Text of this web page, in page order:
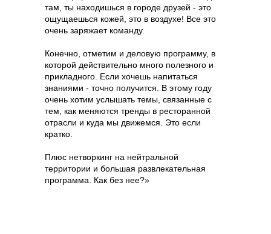
там, ты находишься в городе друзей - это
ощущаешься кожей, это в воздухе! Все это
очень заряжает команду.
Конечно, отметим и деловую программу, в
которой действительно много полезного и
прикладного. Если хочешь напитаться
знаниями - точно получится. В этому году
очень хотим услышать темы, связанные с
тем, как меняются тренды в ресторанной
отрасли и куда мы движемся. Это если
кратко.
Плюс нетворкинг на нейтральной
территории и большая развлекательная
программа. Как без нее?»‎
354053, россия, краснодарский край, г. сочи,
8 800 700 93 20 (горячая линия) gastreet — international
restaurant show
услуги оказывает общество с ограниченной
ответственностью «сирокко»
договор оферта
политика обработки
персональных
способы оплаты